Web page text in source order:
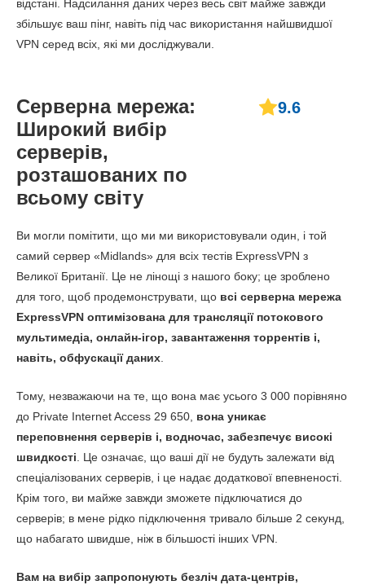
відстані. Надсилання даних через весь світ майже завжди
збільшує ваш пінг, навіть під час використання найшвидшої
VPN серед всіх, які ми досліджували.
Серверна мережа:
Широкий вибір
серверів,
розташованих по
всьому світу
9.6
Ви могли помітити, що ми ми використовували один, і той
самий сервер «Midlands» для всіх тестів ExpressVPN з
Великої Британії. Це не лінощі з нашого боку; це зроблено
для того, щоб продемонструвати, що всі серверна мережа
ExpressVPN оптимізована для трансляції потокового
мультимедіа, онлайн-ігор, завантаження торрентів і,
навіть, обфускації даних.
Тому, незважаючи на те, що вона має усього 3 000 порівняно
до Private Internet Access 29 650, вона уникає
переповнення серверів і, водночас, забезпечує високі
швидкості. Це означає, що ваші дії не будуть залежати від
спеціалізованих серверів, і це надає додаткової впевненості.
Крім того, ви майже завжди зможете підключатися до
серверів; в мене рідко підключення тривало більше 2 секунд,
що набагато швидше, ніж в більшості інших VPN.
Вам на вибір запропонують безліч дата-центрів,